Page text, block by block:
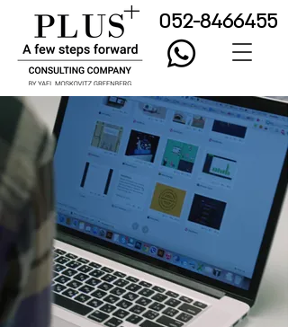
052-8466455